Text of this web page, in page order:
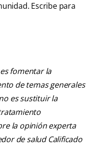
Escribe para
fomentar la
de temas generales
es sustituir la
la opinión experta
de salud Calificado